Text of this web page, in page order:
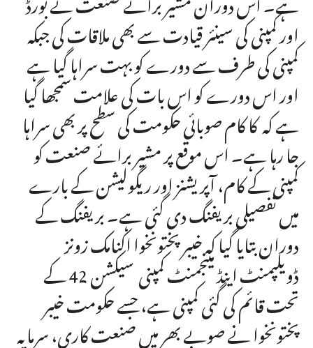
اور کمپنی کی سینئر قیادت سے بھی ملاقات کی جبکہ
کمپنی کی طرف سے دورے کو بہت سراہا گیا ہے
اور اس دورے کو اس بات کی علامت سمجھا گیا
ہے کہ کا کام صوبائی حکومت کی سطح پر بھی سراہا
جا رہا ہے۔ اس موقع پر مشیر برائے صنعت کو
کمپنی کے کام، آپریشنز اور ریگولیشن کے بارے
میں تفصیلی بریفنگ دی گئی ہے۔ بریفنگ کے
دوران بتایا گیا کہ خیبرپختونخوا اکنامک زونز
ڈویلپمنٹ اینڈ مینجمنٹ کمپنی سیکشن 42 کے
تحت قائم کی گئی کمپنی ہے، جسے حکومت خیبر
پختونخوا نے صوبے بھر میں صنعت کاری، سرمایہ